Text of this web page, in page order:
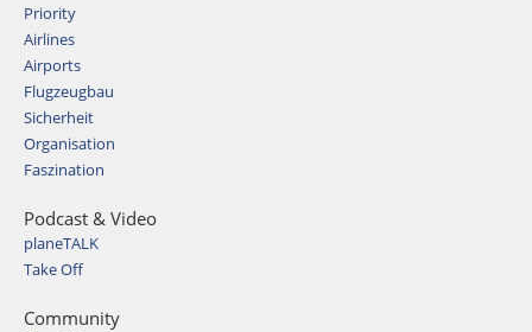
Priority
Airlines
Airports
Flugzeugbau
Sicherheit
Organisation
Faszination
Podcast & Video
planeTALK
Take Off
Community